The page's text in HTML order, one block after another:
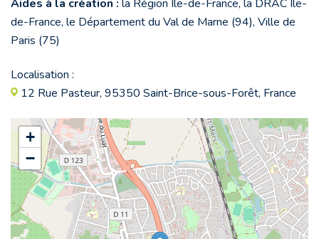
Aides à la création : la Région Île-de-France, la DRAC Ile-
de-France, le Département du Val de Marne (94), Ville de
Paris (75)
Localisation :
12 Rue Pasteur, 95350 Saint-Brice-sous-Forêt, France
+
−